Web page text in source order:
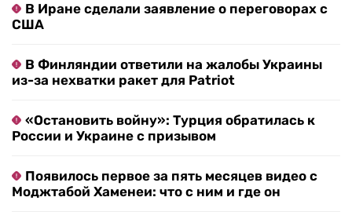
В Иране сделали заявление о переговорах с
США
В Финляндии ответили на жалобы Украины
из-за нехватки ракет для Patriot
«Остановить войну»: Турция обратилась к
России и Украине с призывом
Появилось первое за пять месяцев видео с
Моджтабой Хаменеи: что с ним и где он